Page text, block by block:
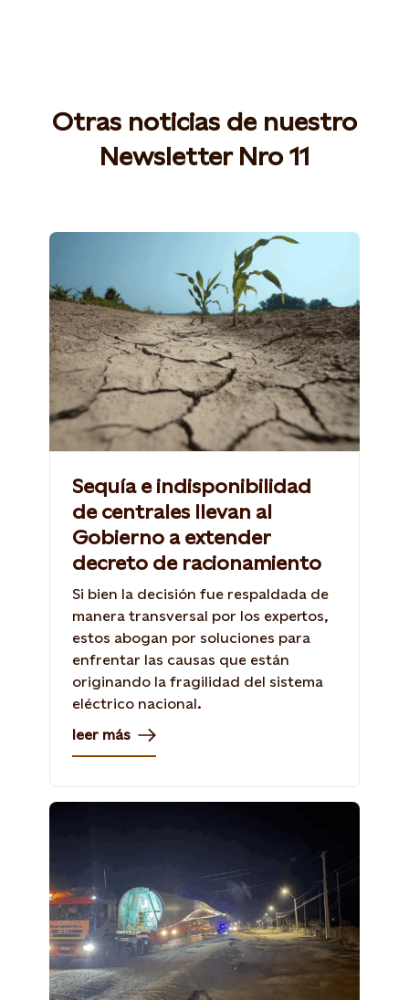
Otras noticias de nuestro
Newsletter Nro 11
Sequía e indisponibilidad
de centrales llevan al
Gobierno a extender
decreto de racionamiento
Si bien la decisión fue respaldada de
manera transversal por los expertos,
estos abogan por soluciones para
enfrentar las causas que están
originando la fragilidad del sistema
eléctrico nacional.
leer más